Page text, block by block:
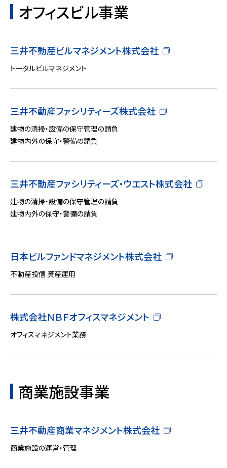
オフィスビル事業
三井不動産ビルマネジメント株式会社
トータルビルマネジメント
三井不動産ファシリティーズ株式会社
建物の清掃・設備の保守管理の請負
建物内外の保守・警備の請負
三井不動産ファシリティーズ・ウエスト株式会社
建物の清掃・設備の保守管理の請負
建物内外の保守・警備の請負
日本ビルファンドマネジメント株式会社
不動産投信 資産運用
株式会社ＮＢＦオフィスマネジメント
オフィスマネジメント業務
商業施設事業
三井不動産商業マネジメント株式会社
商業施設の運営・管理